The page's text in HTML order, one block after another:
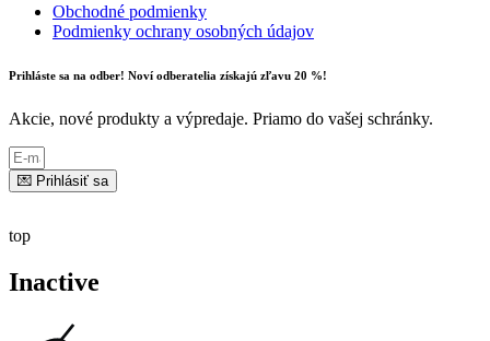
Obchodné podmienky
Podmienky ochrany osobných údajov
Prihláste sa na odber! Noví odberatelia získajú zľavu 20 %!
Akcie, nové produkty a výpredaje. Priamo do vašej schránky.
💌 Prihlásiť sa
top
Inactive